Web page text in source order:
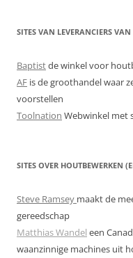
SITES VAN LEVERANCIERS
Baptistde winkel voor
AF is de groothandel waar
voorstellen
Toolnation Webwinkel met
SITES OVER HOUTBEWERKEN
Steve Ramsey maakt de
gereedschap
Matthias Wandel een
waanzinnige machines uit